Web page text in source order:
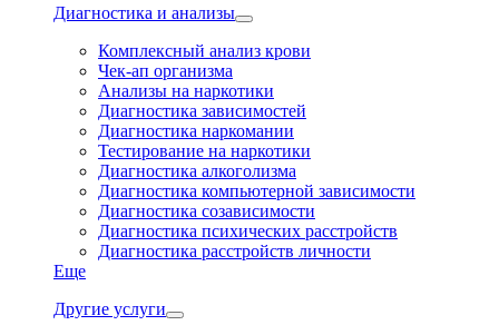
Диагностика и анализы
Комплексный анализ крови
Чек-ап организма
Анализы на наркотики
Диагностика зависимостей
Диагностика наркомании
Тестирование на наркотики
Диагностика алкоголизма
Диагностика компьютерной зависимости
Диагностика созависимости
Диагностика психических расстройств
Диагностика расстройств личности
Еще
Другие услуги